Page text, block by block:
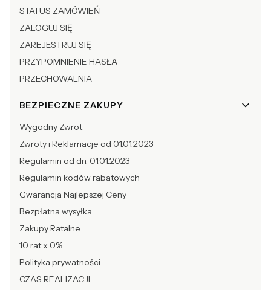
STATUS ZAMÓWIEŃ
ZALOGUJ SIĘ
ZAREJESTRUJ SIĘ
PRZYPOMNIENIE HASŁA
PRZECHOWALNIA
BEZPIECZNE ZAKUPY
Wygodny Zwrot
Zwroty i Reklamacje od 01.01.2023
Regulamin od dn. 01.01.2023
Regulamin kodów rabatowych
Gwarancja Najlepszej Ceny
Bezpłatna wysyłka
Zakupy Ratalne
10 rat x 0%
Polityka prywatności
CZAS REALIZACJI